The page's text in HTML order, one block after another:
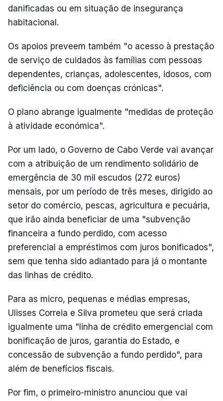
danificadas ou em situação de insegurança
habitacional.
Os apoios preveem também "o acesso à prestação
de serviço de cuidados às famílias com pessoas
dependentes, crianças, adolescentes, idosos, com
deficiência ou com doenças crónicas".
O plano abrange igualmente "medidas de proteção
à atividade económica".
Por um lado, o Governo de Cabo Verde vai avançar
com a atribuição de um rendimento solidário de
emergência de 30 mil escudos (272 euros)
mensais, por um período de três meses, dirigido ao
setor do comércio, pescas, agricultura e pecuária,
que irão ainda beneficiar de uma "subvenção
financeira a fundo perdido, com acesso
preferencial a empréstimos com juros bonificados",
sem que tenha sido adiantado para já o montante
das linhas de crédito.
Para as micro, pequenas e médias empresas,
Ulisses Correia e Silva prometeu que será criada
igualmente uma "linha de crédito emergencial com
bonificação de juros, garantia do Estado, e
concessão de subvenção a fundo perdido", para
além de benefícios fiscais.
Por fim, o primeiro-ministro anunciou que vai